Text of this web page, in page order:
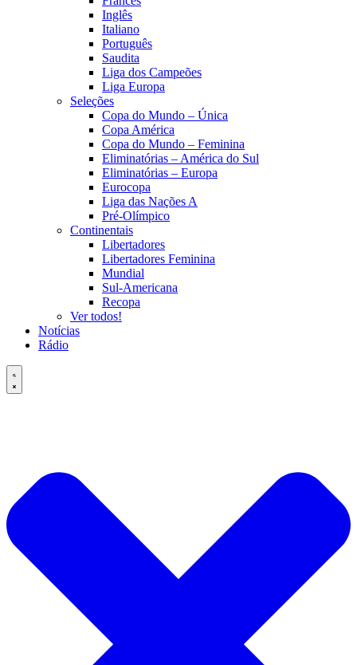
Inglês
Italiano
Português
Saudita
Liga dos Campeões
Liga Europa
Seleções
Copa do Mundo – Única
Copa América
Copa do Mundo – Feminina
Eliminatórias – América do Sul
Eliminatórias – Europa
Eurocopa
Liga das Nações A
Pré-Olímpico
Continentais
Libertadores
Libertadores Feminina
Mundial
Sul-Americana
Recopa
Ver todos!
Notícias
Rádio